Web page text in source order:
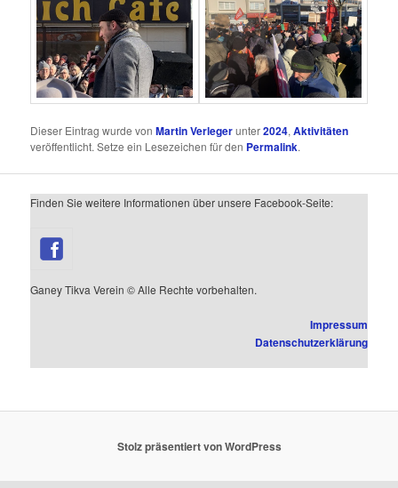
Dieser Eintrag wurde vonMartin Verlegerunter2024,Aktivitäten
veröffentlicht. Setze ein Lesezeichen für den Permalink.
Finden Sie weitere Informationen über unsere Facebook-Seite:
Ganey Tikva Verein © Alle Rechte vorbehalten.
Impressum
Datenschutzerklärung
Stolz präsentiert von WordPress